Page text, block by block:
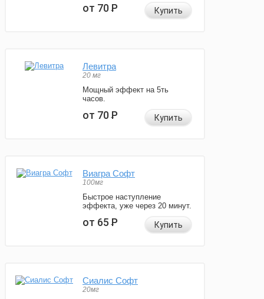
от 70Р Купить
Левитра
20 мг
Мощный эффект на 5ть
часов.
от 70Р Купить
Виагра Софт
100мг
Быстрое наступление
эффекта, уже через 20 минут.
от 65Р Купить
Сиалис Софт
20мг